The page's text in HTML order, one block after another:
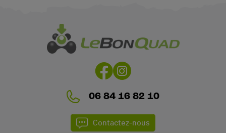
06 84 16 82 10
Contactez-nous